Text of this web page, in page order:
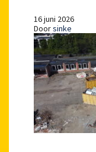
16 juni 2026
Doorsinke